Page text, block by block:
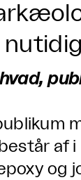
af
og